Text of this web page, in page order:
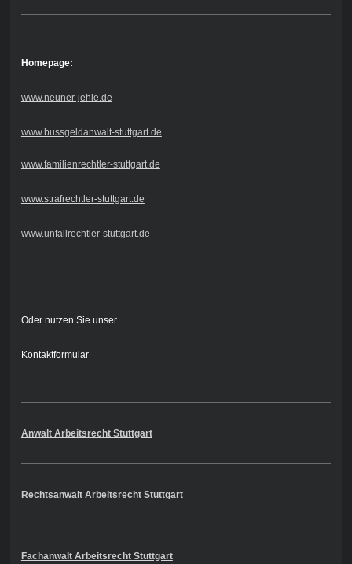
Homepage:
www.neuner-jehle.de
www.bussgeldanwalt-stuttgart.de
www.familienrechtler-stuttgart.de
www.strafrechtler-stuttgart.de
www.unfallrechtler-stuttgart.de
Oder nutzen Sie unser
Kontaktformular
Anwalt Arbeitsrecht Stuttgart
Rechtsanwalt Arbeitsrecht Stuttgart
Fachanwalt Arbeitsrecht Stuttgart